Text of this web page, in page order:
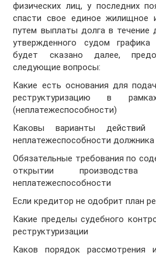
физических лиц, у последних
спасти свое единое жилищное
путем выплаты долга в течение
утвержденного судом
будет сказано далее,
следующие вопросы:
Какие есть основания для
реструктуризацию в
(неплатежеспособности)
Каковы варианты
неплатежеспособности
Обязательные требования по
открытии
неплатежеспособности
Если кредитор не одобрит план
Какие пределы судебного
реструктуризации
Каков порядок рассмотрения